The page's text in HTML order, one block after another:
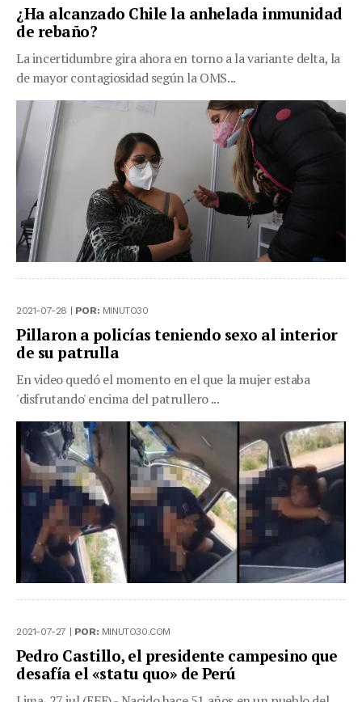
¿Ha alcanzado Chile la anhelada inmunidad
de rebaño?
La incertidumbre gira ahora en torno a la variante delta, la
de mayor contagiosidad según la OMS...
2021-07-28 | POR: MINUTO30
Pillaron a policías teniendo sexo al interior
de su patrulla
En video quedó el momento en el que la mujer estaba
'disfrutando' encima del patrullero ...
2021-07-27 | POR: MINUTO30.COM
Pedro Castillo, el presidente campesino que
desafía el «statu quo» de Perú